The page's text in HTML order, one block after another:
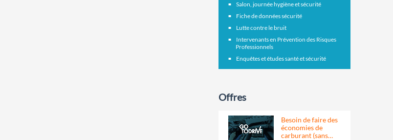
Salon, journée hygiène et sécurité
Fiche de données sécurité
Lutte contre le bruit
Intervenants en Prévention des Risques
Professionnels
Enquêtes et études santé et sécurité
Offres
Besoin de faire des
économies de
carburant (sans…